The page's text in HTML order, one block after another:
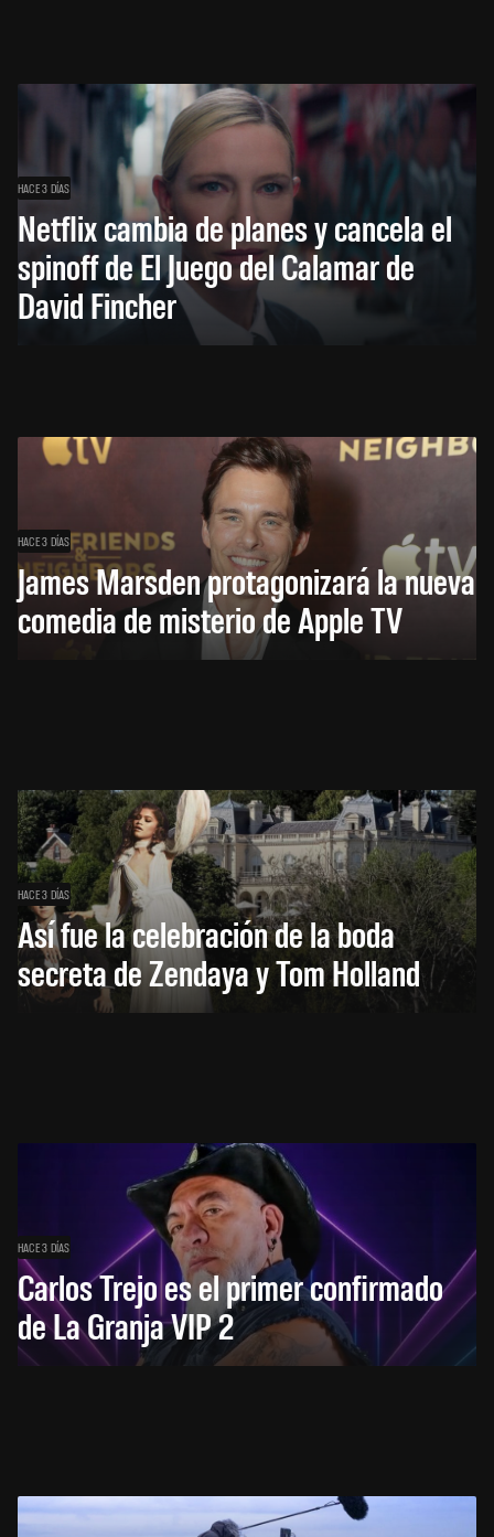
HACE 3 DÍAS
Netflix cambia de planes y cancela el
spinoff de El Juego del Calamar de
David Fincher
HACE 3 DÍAS
James Marsden protagonizará la nueva
comedia de misterio de Apple TV
HACE 3 DÍAS
Así fue la celebración de la boda
secreta de Zendaya y Tom Holland
HACE 3 DÍAS
Carlos Trejo es el primer confirmado
de La Granja VIP 2